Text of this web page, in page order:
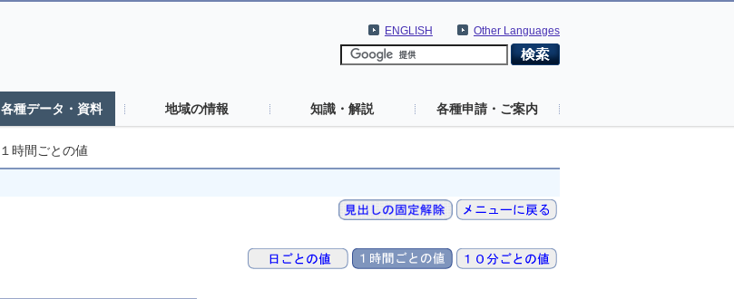
Other Languages
ENGLISH
各種データ・資料 地域の情報 知識・解説 各種申請・ご案内
１時間ごとの値